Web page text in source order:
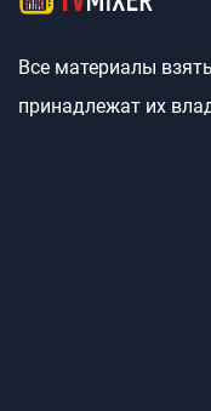
Все материалы
принадлежат их